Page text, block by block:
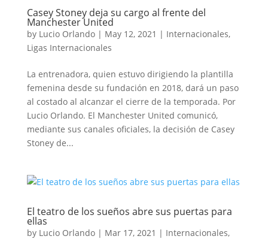
Casey Stoney deja su cargo al frente del
Manchester United
by Lucio Orlando| May 12, 2021 | Internacionales,
Ligas Internacionales
La entrenadora, quien estuvo dirigiendo la plantilla
femenina desde su fundación en 2018, dará un paso
al costado al alcanzar el cierre de la temporada. Por
Lucio Orlando. El Manchester United comunicó,
mediante sus canales oficiales, la decisión de Casey
Stoney de...
El teatro de los sueños abre sus puertas para
ellas
by Lucio Orlando| Mar 17, 2021 | Internacionales,